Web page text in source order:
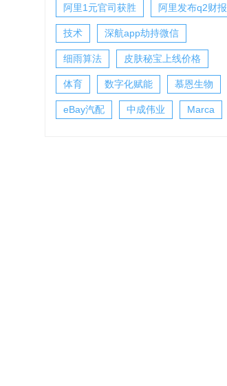
阿里1元官司获胜 阿里发布q2财报
技术 深航app劫持微信
细雨算法 皮肤秘宝上线价格
体育 数字化赋能 慕恩生物
eBay汽配 中成伟业 Marca